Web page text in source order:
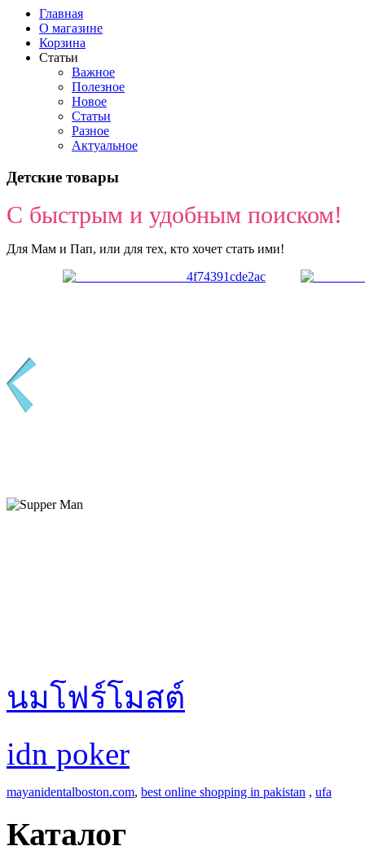
Главная
О магазине
Корзина
Статьи
Важное
Полезное
Новое
Статьи
Разное
Актуальное
Детские товары
С быстрым и удобным поиском!
Для Мам и Пап, или для тех, кто хочет стать ими!
นมโฟร์โมสต์
idn poker
mayanidentalboston.com, best online shopping in pakistan , ufa
Каталог